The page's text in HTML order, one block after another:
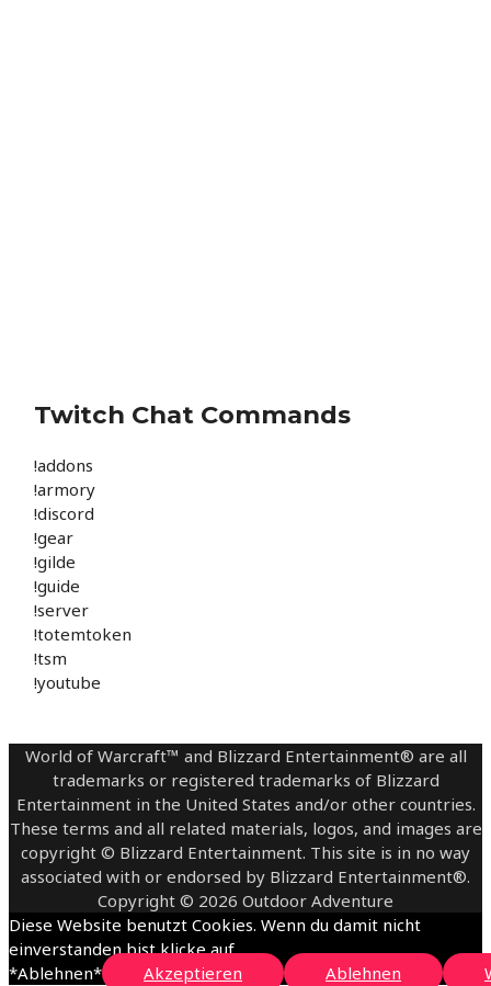
Twitch Chat Commands
!addons
!armory
!discord
!gear
!gilde
!guide
!server
!totemtoken
!tsm
!youtube
World of Warcraft™ and Blizzard Entertainment® are all
trademarks or registered trademarks of Blizzard
Entertainment in the United States and/or other countries.
These terms and all related materials, logos, and images are
copyright © Blizzard Entertainment. This site is in no way
associated with or endorsed by Blizzard Entertainment®.
Copyright © 2026 Outdoor Adventure
Diese Website benutzt Cookies. Wenn du damit nicht
einverstanden bist klicke auf
*Ablehnen*
Akzeptieren Ablehnen